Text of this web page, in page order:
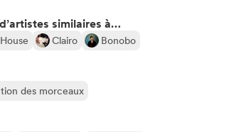
similaires à…
Clairo Bonobo
des morceaux